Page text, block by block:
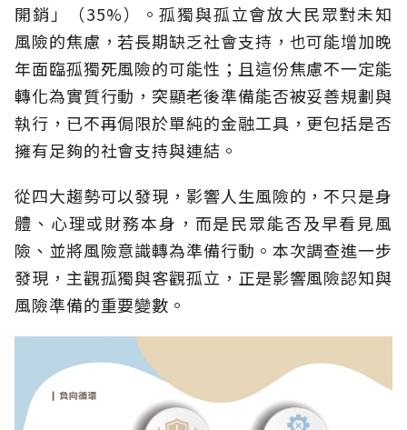
開銷」（35%）。孤獨與孤立會放大民眾對未知
風險的焦慮，若長期缺乏社會支持，也可能增加晚
年面臨孤獨死風險的可能性；且這份焦慮不一定能
轉化為實質行動，突顯老後準備能否被妥善規劃與
執行，已不再侷限於單純的金融工具，更包括是否
擁有足夠的社會支持與連結。
從四大趨勢可以發現，影響人生風險的，不只是身
體、心理或財務本身，而是民眾能否及早看見風
險、並將風險意識轉為準備行動。本次調查進一步
發現，主觀孤獨與客觀孤立，正是影響風險認知與
風險準備的重要變數。